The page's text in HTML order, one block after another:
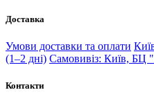
Доставка
Умови доставки та оплати
(1–2 дні) Самовивіз: Київ, БЦ
Контакти